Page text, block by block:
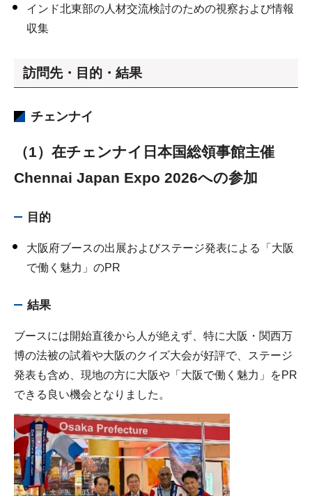
インド北東部の人材交流検討のための視察および情報
収集
訪問先・目的・結果
チェンナイ
（1）在チェンナイ日本国総領事館主催
Chennai Japan Expo 2026への参加
目的
大阪府ブースの出展およびステージ発表による「大阪
で働く魅力」のPR
結果
ブースには開始直後から人が絶えず、特に⼤阪・関⻄万
博の法被の試着や大阪のクイズ大会が好評で、ステージ
発表も含め、現地の方に大阪や「大阪で働く魅力」をPR
できる良い機会となりました。